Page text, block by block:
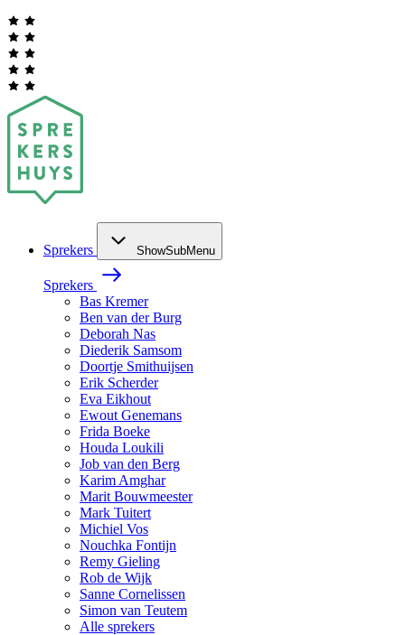
Sprekers ShowSubMenu
Sprekers
Bas Kremer
Ben van der Burg
Deborah Nas
Diederik Samsom
Doortje Smithuijsen
Erik Scherder
Eva Eikhout
Ewout Genemans
Frida Boeke
Houda Loukili
Job van den Berg
Karim Amghar
Marit Bouwmeester
Mark Tuitert
Michiel Vos
Nouchka Fontijn
Remy Gieling
Rob de Wijk
Sanne Cornelissen
Simon van Teutem
Alle sprekers